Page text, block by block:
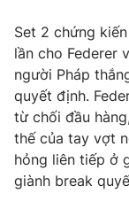
Tư vấn
Chuyên mục khác
Emagazine
Photo
Video
Set 2 chứng
lần cho Federer
người Pháp
quyết định.
từ chối đầu
thế của tay vợt
hỏng liên tiếp ở
giành break